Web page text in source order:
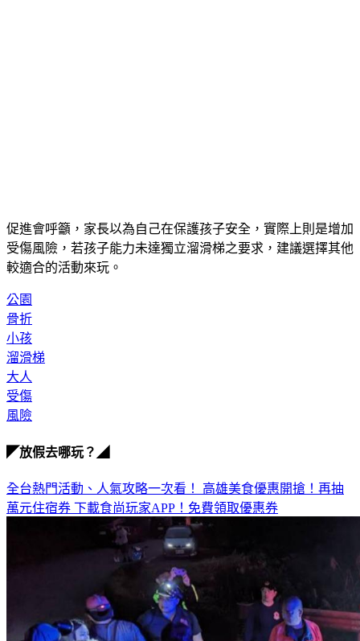
促進會呼籲，家長以為自己在保護孩子安全，實際上則是增加
受傷風險，若孩子能力未達獨立溜滑梯之要求，建議選擇其他
較適合的活動來玩。
公園
骨折
小孩
溜滑梯
大人
受傷
風險
◤放假去哪玩？◢
全台熱門活動、人氣攻略一次看！ 高雄美食優惠開搶！再抽
萬元住宿券 下載食尚玩家APP！免費領取優惠券